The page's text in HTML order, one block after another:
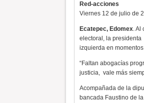
Red-acciones
Viernes 12 de julio de
Ecatepec, Edomex. Al
electoral, la presidenta
izquierda en
“Faltan abogacías
justicia, vale más
Acompañada de la
bancada Faustino de